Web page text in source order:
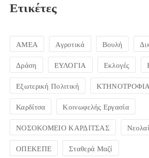
Ετικέτες
ΑΜΕΑ Αγροτικά Βουλή
Δράση ΕΥΛΟΓΙΑ Εκλογές
Εξωτερική Πολιτική ΚΤΗΝΟΤΡΟΦΙΑ
Καρδίτσα Κοινωφελής Εργασία
ΝΟΣΟΚΟΜΕΙΟ ΚΑΡΔΙΤΣΑΣ
ΟΠΕΚΕΠΕ Σταθερά Μαζί